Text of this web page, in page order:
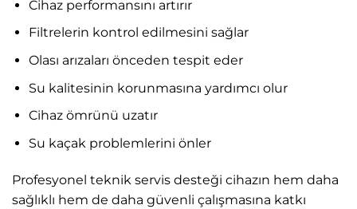
Cihaz performansını artırır
Filtrelerin kontrol edilmesini sağlar
Olası arızaları önceden tespit eder
Su kalitesinin korunmasına yardımcı olur
Cihaz ömrünü uzatır
Su kaçak problemlerini önler
Profesyonel teknik servis desteği cihazın hem daha
sağlıklı hem de daha güvenli çalışmasına katkı